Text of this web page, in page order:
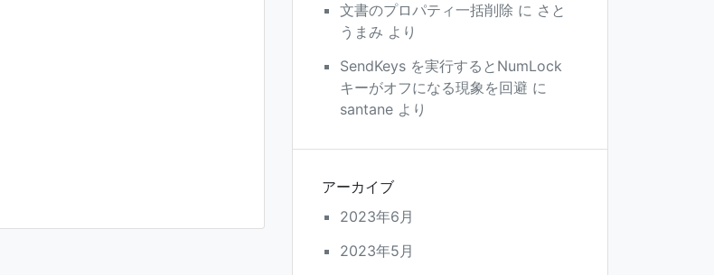
文書のプロパティ一括削除 に さと
うまみ より
SendKeys を実行するとNumLock
キーがオフになる現象を回避 に
santane より
アーカイブ
2023年6月
2023年5月